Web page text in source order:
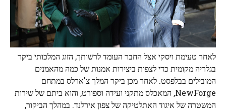
לאחר טעימת ויסקי אצל החבר העומד לרשותך, הזוג המלכותי ביקר
בגלריה מקומית כדי לצפות ביצירות אמנות של כמה מהאמנים
המובילים בבלפסט. לאחר מכן ביקר המלך צ'ארלס במתחם
NewForge, המאכלס מתקני ועידה וספורט, והוא ביתם של שירות
המשטרה של איגוד האתלטיקה של צפון אירלנד. במהלך הביקור,